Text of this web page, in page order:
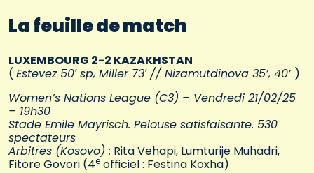
La feuille de match
LUXEMBOURG 2-2 KAZAKHSTAN
( Estevez 50′ sp, Miller 73′ // Nizamutdinova 35’, 40’ )
Women’s Nations League (C3) – Vendredi 21/02/25
– 19h30
Stade Emile Mayrisch. Pelouse satisfaisante. 530
spectateurs
Arbitres (Kosovo) : Rita Vehapi, Lumturije Muhadri,
Fitore Govori (4e officiel : Festina Koxha)